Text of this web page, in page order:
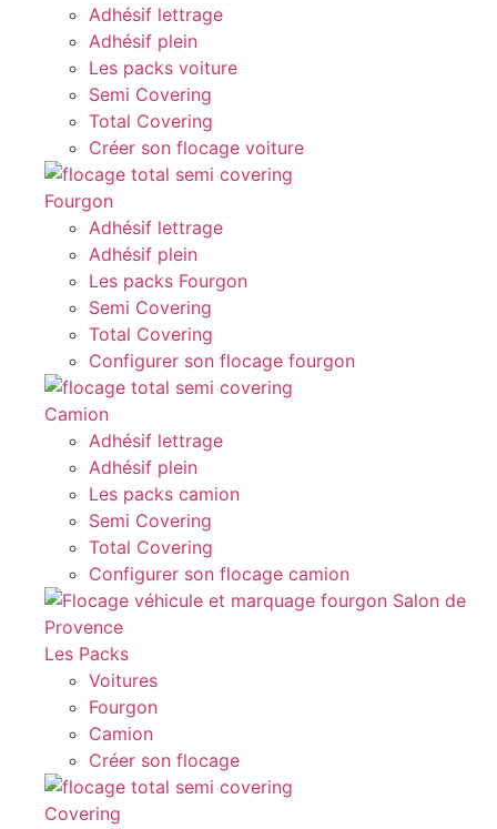
Adhésif lettrage
Adhésif plein
Les packs voiture
Semi Covering
Total Covering
Créer son flocage voiture
Fourgon
Adhésif lettrage
Adhésif plein
Les packs Fourgon
Semi Covering
Total Covering
Configurer son flocage fourgon
Camion
Adhésif lettrage
Adhésif plein
Les packs camion
Semi Covering
Total Covering
Configurer son flocage camion
Les Packs
Voitures
Fourgon
Camion
Créer son flocage
Covering